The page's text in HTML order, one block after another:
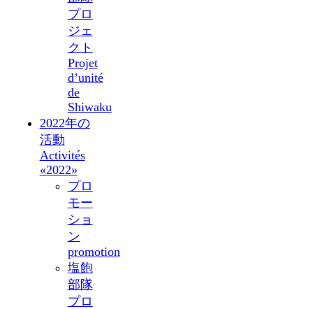
プロ
ジェ
クト
Projet
d’unité
de
Shiwaku
2022年の
活動
Activités
«2022»
プロ
モー
ショ
ン
promotion
塩飽
部隊
プロ